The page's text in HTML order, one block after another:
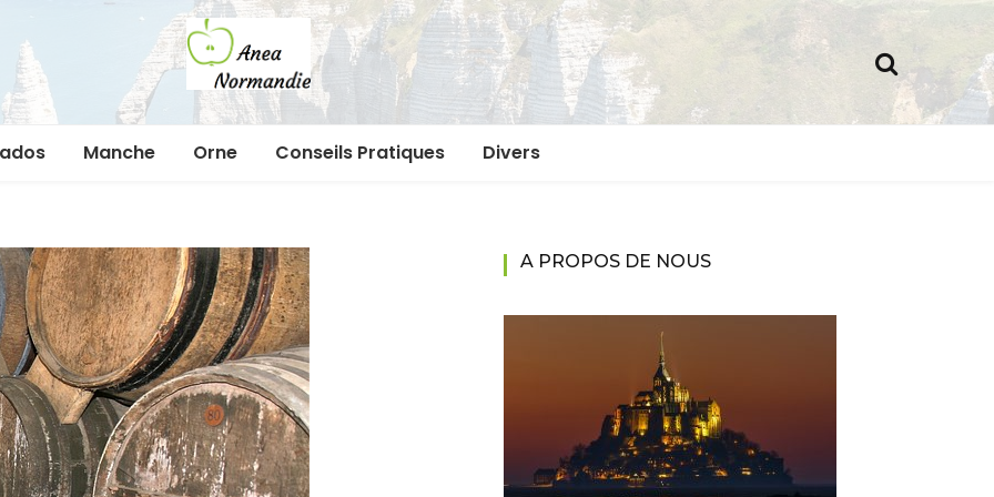
Anea
Le blog 100% normand
Manche Orne Conseils Pratiques Divers
A PROPOS DE NOUS